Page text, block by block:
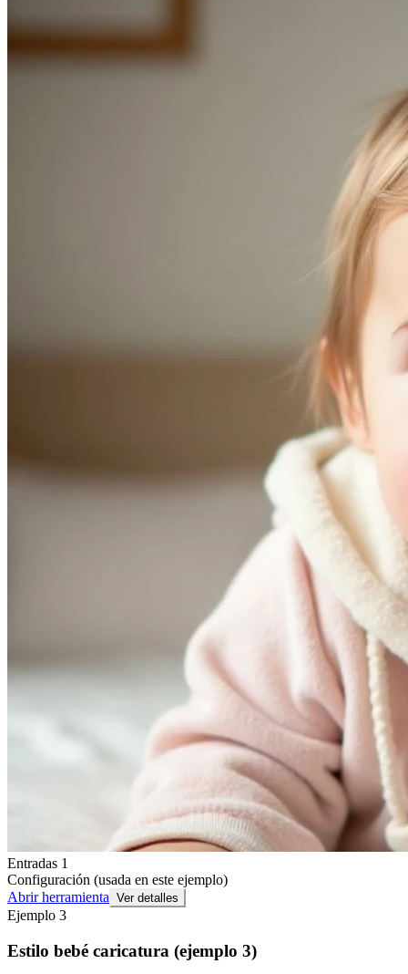
Entradas 1
Configuración (usada en este ejemplo)
Abrir herramienta Ver detalles
Ejemplo 3
Estilo bebé caricatura (ejemplo 3)